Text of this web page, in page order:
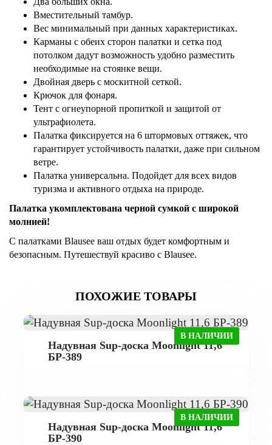
Вместительный тамбур.
Вес минимальный при данных характеристиках.
Карманы с обеих сторон палатки и сетка под
потолком дадут возможность удобно разместить
необходимые на стоянке вещи.
Двойная дверь с москитной сеткой.
Крючок для фонаря.
Тент с огнеупорной пропиткой и защитой от
ультрафиолета.
Палатка фиксируется на 6 штормовых оттяжек, что
гарантирует устойчивость палатки, даже при сильном
ветре.
Палатка универсальна. Подойдет для всех видов
туризма и активного отдыха на природе.
Палатка укомплектована черной сумкой с широкой
молнией!
С палатками Blausee ваш отдых будет комфортным и
безопасным. Путешествуй красиво с Blausee.
ПОХОЖИЕ ТОВАРЫ
В НАЛИЧИИ
Надувная Sup-доска Moonlight 11,6
БР-389
В НАЛИЧИИ
Надувная Sup-доска Moonlight 11,6
БР-390